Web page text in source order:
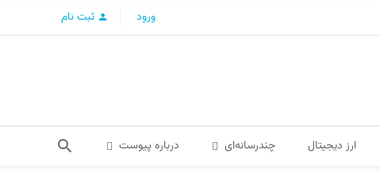
ورود ثبت نام
ارز دیجیتال چندرسانه‌ای درباره پیوست